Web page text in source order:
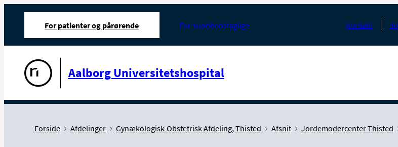
For patienter og pårørende For sundhedsfaglige Kontakt
Aalborg Universitetshospital
Forside Afdelinger Gynækologisk-Obstetrisk Afdeling, Thisted Afsnit Jordemodercenter Thisted